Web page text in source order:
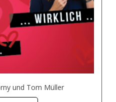
und Tom Müller